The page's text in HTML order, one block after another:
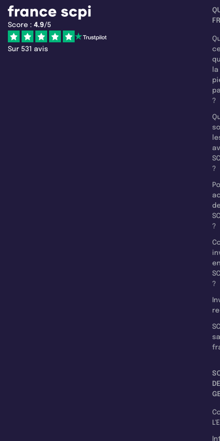
Score : 4.9/5
Sur 531 avis
la
?
?
?
?
DE